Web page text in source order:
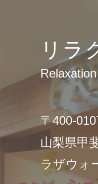
リラ
〒400-
山梨県甲
ラザウォ